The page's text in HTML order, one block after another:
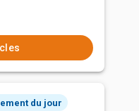
du jour